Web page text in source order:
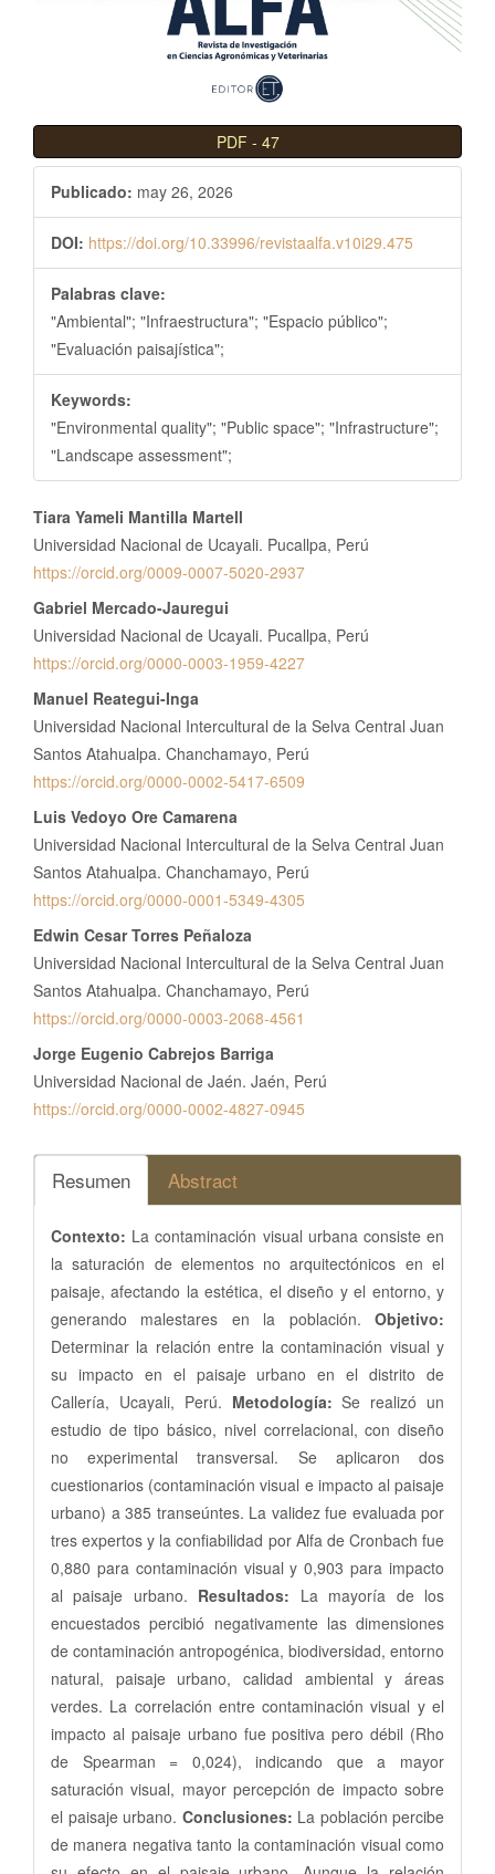
t
e
a
PDF - 47
Publicado: may 26, 2026
DOI: https://doi.org/10.33996/revistaalfa.v10i29.475
Palabras clave:
"Ambiental"; "Infraestructura"; "Espacio público";
"Evaluación paisajística";
Keywords:
"Environmental quality"; "Public space"; "Infrastructure";
"Landscape assessment";
Contenido
principal
del
artículo
Tiara Yameli Mantilla Martell
Universidad Nacional de Ucayali. Pucallpa, Perú
https://orcid.org/0009-0007-5020-2937
Gabriel Mercado-Jauregui
Universidad Nacional de Ucayali. Pucallpa, Perú
https://orcid.org/0000-0003-1959-4227
Manuel Reategui-Inga
Universidad Nacional Intercultural de la Selva Central Juan
Santos Atahualpa. Chanchamayo, Perú
https://orcid.org/0000-0002-5417-6509
Luis Vedoyo Ore Camarena
Universidad Nacional Intercultural de la Selva Central Juan
Santos Atahualpa. Chanchamayo, Perú
https://orcid.org/0000-0001-5349-4305
Edwin Cesar Torres Peñaloza
Universidad Nacional Intercultural de la Selva Central Juan
Santos Atahualpa. Chanchamayo, Perú
https://orcid.org/0000-0003-2068-4561
Jorge Eugenio Cabrejos Barriga
Universidad Nacional de Jaén. Jaén, Perú
https://orcid.org/0000-0002-4827-0945
Resumen Abstract
Contexto: La contaminación visual urbana consiste en
la saturación de elementos no arquitectónicos en el
paisaje, afectando la estética, el diseño y el entorno, y
generando malestares en la población. Objetivo:
Determinar la relación entre la contaminación visual y
su impacto en el paisaje urbano en el distrito de
Callería, Ucayali, Perú. Metodología: Se realizó un
estudio de tipo básico, nivel correlacional, con diseño
no experimental transversal. Se aplicaron dos
cuestionarios (contaminación visual e impacto al paisaje
urbano) a 385 transeúntes. La validez fue evaluada por
tres expertos y la confiabilidad por Alfa de Cronbach fue
0,880 para contaminación visual y 0,903 para impacto
al paisaje urbano. Resultados: La mayoría de los
encuestados percibió negativamente las dimensiones
de contaminación antropogénica, biodiversidad, entorno
natural, paisaje urbano, calidad ambiental y áreas
verdes. La correlación entre contaminación visual y el
impacto al paisaje urbano fue positiva pero débil (Rho
de Spearman = 0,024), indicando que a mayor
saturación visual, mayor percepción de impacto sobre
el paisaje urbano. Conclusiones: La población percibe
de manera negativa tanto la contaminación visual como